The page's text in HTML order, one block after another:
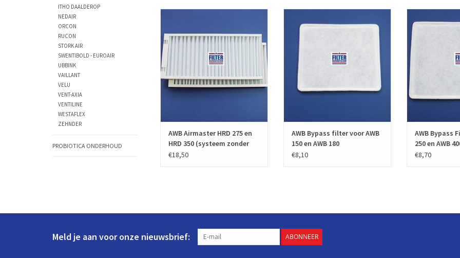
ITHO DAALDEROP
NEDAIR
ORCON
RUCON
STORK AIR
SWENTIBOLD - EUROAIR
UBBINK
VAILLANT
VELU
VENT-AXIA
VENTILINE
WESTAFLEX
ZEHNDER
PROBIOTICA ONDERHOUD
kwaliteit. De AWB Airmaster WTW
Filters voor AWB HRD 275 en HRD 350
(systeem zonder bypass) van fairair
hebben AWB fabrikantnummer
0020020996 en zijn volgens de
Europese normering EN 779 gep
AWB Airmaster HRD 275 en
HRD 350 (systeem zonder
bypass)
€18,50
AWB 180 hebben AWB
fabrikantnummer A042510.20 en zijn
volgens de Europese normering EN
779 geproduceerd. Deze WTW filters
hebben filterklasse G3.
TOEVOEGEN AAN WINKELWAGEN
AWB Bypass filter voor AWB
150 en AWB 180
€8,10
en AWB 400 van
TOEVOEGEN
AWB Bypass
250 en AWB
€8,70
Meld je aan voor onze nieuwsbrief: ABONNEER